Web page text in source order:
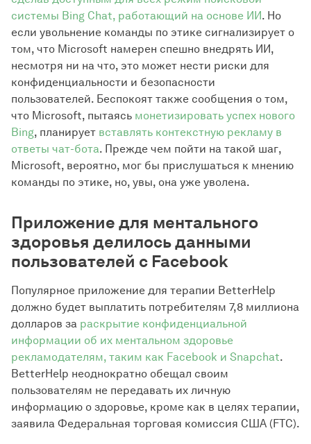
системы Bing Chat, работающий на основе ИИ. Но
если увольнение команды по этике сигнализирует о
том, что Microsoft намерен спешно внедрять ИИ,
несмотря ни на что, это может нести риски для
конфиденциальности и безопасности
пользователей. Беспокоят также сообщения о том,
что Microsoft, пытаясь монетизировать успех нового
Bing, планирует вставлять контекстную рекламу в
ответы чат-бота. Прежде чем пойти на такой шаг,
Microsoft, вероятно, мог бы прислушаться к мнению
команды по этике, но, увы, она уже уволена.
Приложение для ментального
здоровья делилось данными
пользователей с Facebook
Популярное приложение для терапии BetterHelp
должно будет выплатить потребителям 7,8 миллиона
долларов за раскрытие конфиденциальной
информации об их ментальном здоровье
рекламодателям, таким как Facebook и Snapchat.
BetterHelp неоднократно обещал своим
пользователям не передавать их личную
информацию о здоровье, кроме как в целях терапии,
заявила Федеральная торговая комиссия США (FTC).